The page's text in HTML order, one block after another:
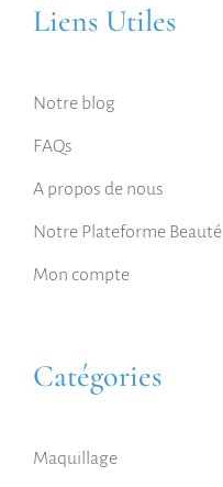
Liens Utiles
Notre blog
FAQs
A propos de nous
Notre Plateforme Beauté
Mon compte
Catégories
Maquillage